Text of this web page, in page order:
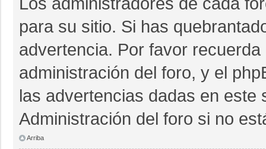
para su sitio. Si has
advertencia. Por favor
administración del foro, y el
las advertencias dadas en este
Administración del foro si no
Arriba